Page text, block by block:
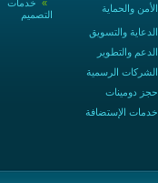
» خدمات
التصميم
الأمن والحماية
الدعاية والتسويق
الدعم والتطوير
الشركات الرسمية
حجز دومينات
خدمات الإستضافة